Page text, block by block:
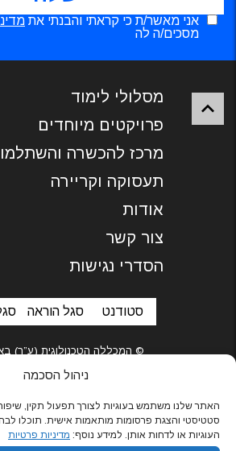
ניהול הסכמה
האתר שלנו משתמש בעוגיות לצורך תפעול תקין, שיפור
סטטיסטי והצגת פרסומות מותאמות אישית. תוכלו
העוגיות או לדחות אותן. למידע נוסף: מדיניות פרטיות
אני מאשר/ת כי קראתי והבנתי את
מסכים/ה לה
מסלולי לימוד
פרויקטים מיוחדים
מרכז להכשרה
תעסוקה וקריירה
אודות
צור קשר
הסדרי נגישות
סטודנט סגל הוראה
© המכללה הטכנולוגית (ע”ר)
בניית אתרים